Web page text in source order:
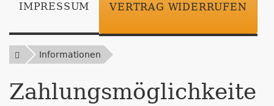
IMPRESSUM VERTRAG WIDERRUFEN
Informationen
Zahlungsmöglichkeite